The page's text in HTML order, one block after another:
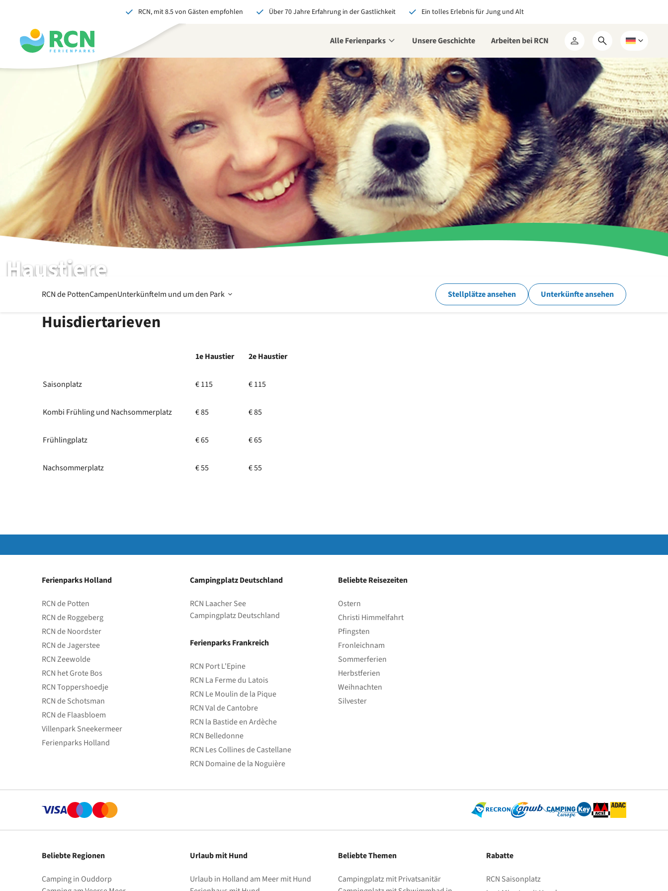
springen
springen
springen
RCN, mit 8.5 von Gästen empfohlen Über 70 Jahre Erfahrung in der Gastlichkeit Ein tolles Erlebnis für Jung und Alt
Alle Ferienparks Unsere Geschichte Arbeiten bei RCN
Mein
RCN
Suchformular
Wählen
eine
Sprache
Haustiere
RCN de PottenRCN de PottenCampenUnterkünfteIm und um den Park Offen Stellplätze ansehen Unterkünfte ansehen
Huisdiertarieven
1e Haustier 2e Haustier
Saisonplatz € 115 € 115
Kombi Frühling und Nachsommerplatz € 85 € 85
Frühlingplatz € 65 € 65
Nachsommerplatz € 55 € 55
Ferienparks Holland
RCN de Potten
RCN de Roggeberg
RCN de Noordster
RCN de Jagerstee
RCN Zeewolde
RCN het Grote Bos
RCN Toppershoedje
RCN de Schotsman
RCN de Flaasbloem
Villenpark Sneekermeer
Ferienparks Holland
Campingplatz Deutschland
RCN Laacher See
Campingplatz Deutschland
Ferienparks Frankreich
RCN Port L'Epine
RCN La Ferme du Latois
RCN Le Moulin de la Pique
RCN Val de Cantobre
RCN la Bastide en Ardèche
RCN Belledonne
RCN Les Collines de Castellane
RCN Domaine de la Noguière
Beliebte Reisezeiten
Ostern
Christi Himmelfahrt
Pfingsten
Fronleichnam
Sommerferien
Herbstferien
Weihnachten
Silvester
Beliebte Regionen
Camping in Ouddorp
Urlaub mit Hund
Urlaub in Holland am Meer mit Hund
Beliebte Themen
Campingplatz mit Privatsanitär
Rabatte
RCN Saisonplatz